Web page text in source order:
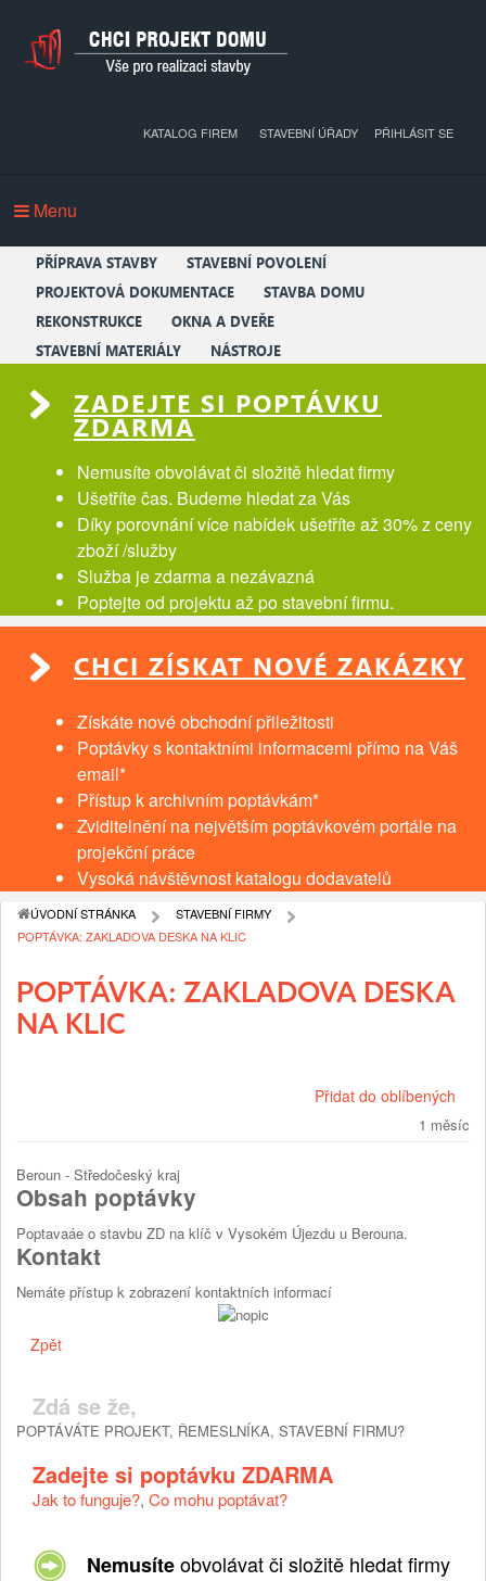
PŘIHLÁSIT SE
KATALOG FIREM STAVEBNÍ ÚŘADY
Menu
PŘÍPRAVA STAVBY
STAVEBNÍ POVOLENÍ
PROJEKTOVÁ DOKUMENTACE
STAVBA DOMU
REKONSTRUKCE
OKNA A DVEŘE
STAVEBNÍ MATERIÁLY
NÁSTROJE
ZADEJTE SI POPTÁVKU
ZDARMA
Nemusíte obvolávat či složitě hledat firmy
Ušetříte čas. Budeme hledat za Vás
Díky porovnání více nabídek ušetříte až 30% z ceny
zboží /služby
Služba je zdarma a nezávazná
Poptejte od projektu až po stavební firmu.
CHCI ZÍSKAT NOVÉ ZAKÁZKY
Získáte nové obchodní přiležitosti
Poptávky s kontaktními informacemi přímo na Váš
email*
Přístup k archivním poptávkám*
Zviditelnění na největším poptávkovém portále na
projekční práce
Vysoká návštěvnost katalogu dodavatelů
ÚVODNÍ STRÁNKA
STAVEBNÍ FIRMY
POPTÁVKA: ZAKLADOVA DESKA NA KLIC
POPTÁVKA: ZAKLADOVA DESKA
NA KLIC
Přidat do oblíbených
1 měsíc
Beroun - Středočeský kraj
Obsah poptávky
Poptavaáe o stavbu ZD na klíč v Vysokém Újezdu u Berouna.
Kontakt
Nemáte přístup k zobrazení kontaktních informací
Zpět
Zdá se že,
POPTÁVÁTE PROJEKT, ŘEMESLNÍKA, STAVEBNÍ FIRMU?
Zadejte si poptávku ZDARMA
Jak to funguje?, Co mohu poptávat?
Nemusíteobvolávat či složitě hledat firmy